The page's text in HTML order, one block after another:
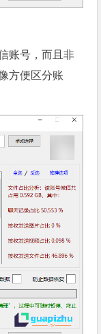
账号，而且非
方便区分账